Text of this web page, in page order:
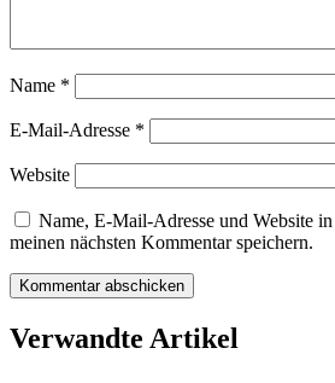
Name *
E-Mail-Adresse *
Website
Name, E-Mail-Adresse und Website
meinen nächsten Kommentar speichern.
Verwandte Artikel